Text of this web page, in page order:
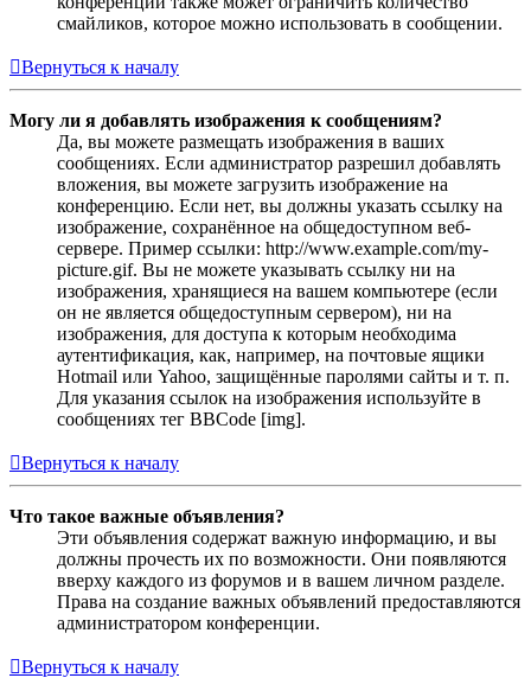
смайликов, которое можно использовать в сообщении.
Вернуться к началу
Могу ли я добавлять изображения к сообщениям?
Да, вы можете размещать изображения в ваших
сообщениях. Если администратор разрешил добавлять
вложения, вы можете загрузить изображение на
конференцию. Если нет, вы должны указать ссылку на
изображение, сохранённое на общедоступном веб-
сервере. Пример ссылки: http://www.example.com/my-
picture.gif. Вы не можете указывать ссылку ни на
изображения, хранящиеся на вашем компьютере (если
он не является общедоступным сервером), ни на
изображения, для доступа к которым необходима
аутентификация, как, например, на почтовые ящики
Hotmail или Yahoo, защищённые паролями сайты и т. п.
Для указания ссылок на изображения используйте в
сообщениях тег BBCode [img].
Вернуться к началу
Что такое важные объявления?
Эти объявления содержат важную информацию, и вы
должны прочесть их по возможности. Они появляются
вверху каждого из форумов и в вашем личном разделе.
Права на создание важных объявлений предоставляются
администратором конференции.
Вернуться к началу